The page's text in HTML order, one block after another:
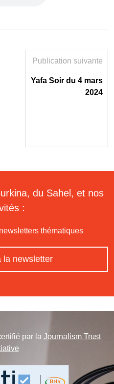
Publication suivante
Yafa Soir du 4 mars
2024
du Sahel, et nos
:
thématiques
la newsletter
par la Journalism Trust